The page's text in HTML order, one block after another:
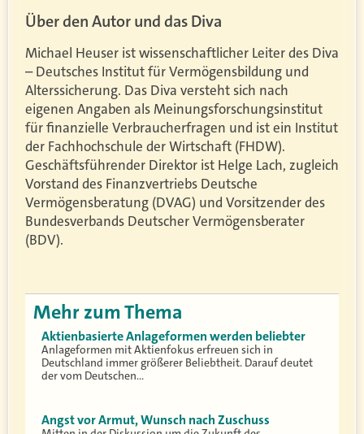
Über den Autor und das Diva
Michael Heuser ist wissenschaftlicher Leiter des Diva
– Deutsches Institut für Vermögensbildung und
Alterssicherung. Das Diva versteht sich nach
eigenen Angaben als Meinungsforschungsinstitut
für finanzielle Verbraucherfragen und ist ein Institut
der Fachhochschule der Wirtschaft (FHDW).
Geschäftsführender Direktor ist Helge Lach, zugleich
Vorstand des Finanzvertriebs Deutsche
Vermögensberatung (DVAG) und Vorsitzender des
Bundesverbands Deutscher Vermögensberater
(BDV).
Mehr zum Thema
Aktienbasierte Anlageformen werden beliebter
Anlageformen mit Aktienfokus erfreuen sich in
Deutschland immer größerer Beliebtheit. Darauf deutet
der vom Deutschen…
Angst vor Armut, Wunsch nach Zuschuss